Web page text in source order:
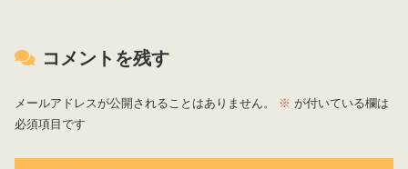
コメントを残す
メールアドレスが公開されることはありません。 ※ が付いている欄は
必須項目です